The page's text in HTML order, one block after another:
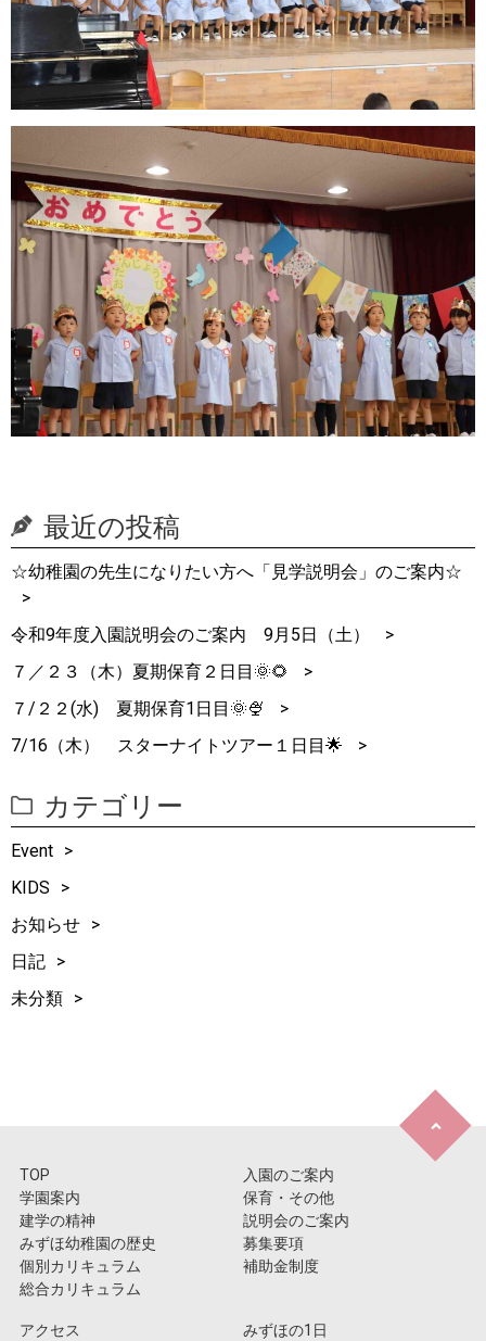
最近の投稿
☆幼稚園の先生になりたい方へ「見学説明会」のご案内☆
令和9年度入園説明会のご案内 9月5日（土）
７／２３（木）夏期保育２日目🌞🌻
７/２２(水) 夏期保育1日目🌞🍨
7/16（木） スターナイトツアー１日目🌟
カテゴリー
Event
KIDS
お知らせ
日記
未分類
TOP
学園案内
建学の精神
みずほ幼稚園の歴史
個別カリキュラム
総合カリキュラム
入園のご案内
保育・その他
説明会のご案内
募集要項
補助金制度
アクセス みずほの1日